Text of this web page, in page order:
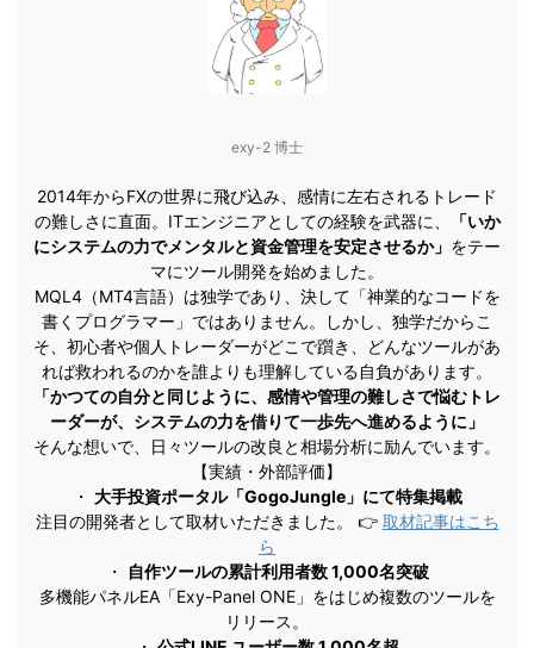
exy-2 博士
2014年からFXの世界に飛び込み、感情に左右されるトレード
の難しさに直面。ITエンジニアとしての経験を武器に、
「いか
にシステムの力でメンタルと資金管理を安定させるか」 をテー
マにツール開発を始めました。
MQL4（MT4言語）は独学であり、決して「神業的なコードを
書くプログラマー」ではありません。しかし、独学だからこ
そ、初心者や個人トレーダーがどこで躓き、どんなツールがあ
れば救われるのかを誰よりも理解している自負があります。
「かつての自分と同じように、感情や管理の難しさで悩むトレ
ーダーが、システムの力を借りて一歩先へ進めるように」
そんな想いで、日々ツールの改良と相場分析に励んでいます。
【実績・外部評価】
・ 大手投資ポータル「GogoJungle」にて特集掲載
注目の開発者として取材いただきました。 👉 取材記事はこち
ら
・
自作ツールの累計利用者数 1,000名突破
多機能パネルEA「Exy-Panel ONE」をはじめ複数のツールを
リリース。